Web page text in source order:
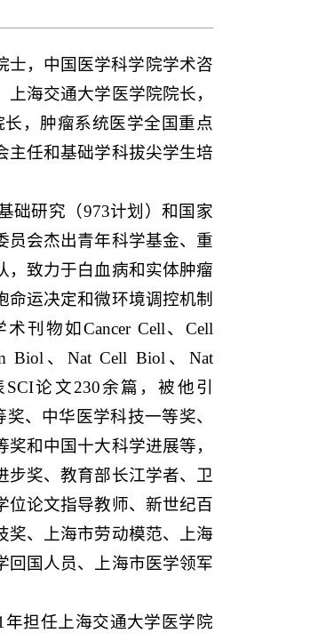
， 中国医学科学院学术咨
海交通大学医学院院长，
，肿瘤系统医学全国重点
主任和基础学科拔尖学生培
础研究（973计划）和国家
员会杰出青年科学基金、重
，致力于白血病和实体肿瘤
运决定和微环境调控机制
刊物如Cancer Cell、Cell
Biol、Nat Cell Biol、Nat
论文230余篇，被他引
、中华医学科技一等奖、
和中国十大科学进展等，
步奖、教育部长江学者、卫
位论文指导教师、新世纪百
奖、上海市劳动模范、上海
回国人员、上海市医学领军
担任上海交通大学医学院